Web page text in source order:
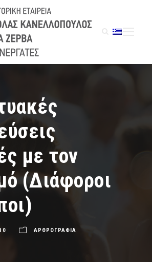
με τον
(Διάφοροι
ΑΡΘΡΟΓΡΑΦΙΑ